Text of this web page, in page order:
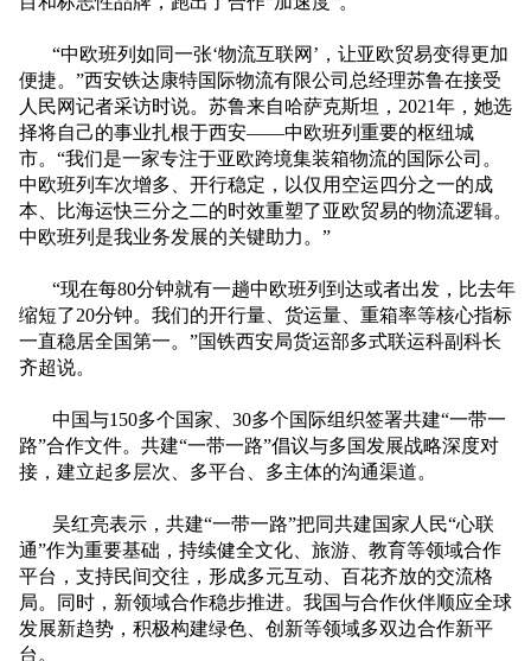
“中欧班列如同一张‘物流互联网’，让亚欧贸易变得更加
便捷。”西安铁达康特国际物流有限公司总经理苏鲁在接受
人民网记者采访时说。苏鲁来自哈萨克斯坦， 2021年，她选
择将自己的事业扎根于西安——中欧班列重要的枢纽城
市。“我们是一家专注于亚欧跨境集装箱物流的国际公司。
中欧班列车次增多、开行稳定，以仅用空运四分之一的成
本、比海运快三分之二的时效重塑了亚欧贸易的物流逻辑。
中欧班列是我业务发展的关键助力。”
“现在每80分钟就有一趟中欧班列到达或者出发，比去年
缩短了20分钟。我们的开行量、货运量、重箱率等核心指标
一直稳居全国第一。”国铁西安局货运部多式联运科副科长
齐超说。
中国与150多个国家、 30多个国际组织签署共建“一带一
路”合作文件。共建“一带一路”倡议与多国发展战略深度对
接，建立起多层次、多平台、多主体的沟通渠道。
吴红亮表示，共建“一带一路”把同共建国家人民“心联
通”作为重要基础，持续健全文化、旅游、教育等领域合作
平台，支持民间交往，形成多元互动、百花齐放的交流格
局。同时，新领域合作稳步推进。我国与合作伙伴顺应全球
发展新趋势，积极构建绿色、创新等领域多双边合作新平
台。